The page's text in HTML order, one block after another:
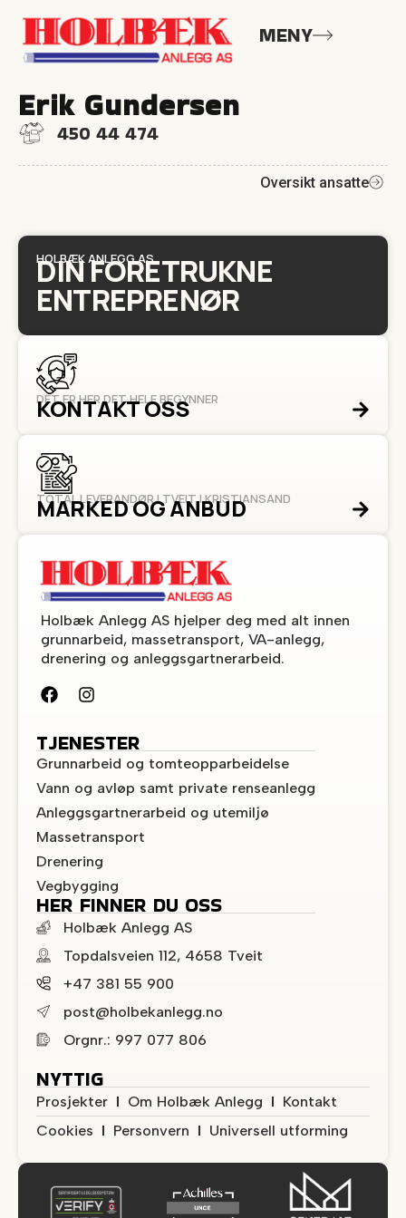
MENY
Erik Gundersen
450 44 474
Oversikt ansatte
HOLBÆK ANLEGG AS
DIN FORETRUKNE
ENTREPRENØR
DET ER HER DET HELE BEGYNNER
KONTAKT OSS
TOTAL LEVERANDØR I TVEIT I KRISTIANSAND
MARKED OG ANBUD
Holbæk Anlegg AS hjelper deg med alt innen
grunnarbeid, massetransport, VA-anlegg,
drenering og anleggsgartnerarbeid.
TJENESTER
Grunnarbeid og tomteopparbeidelse
Vann og avløp samt private renseanlegg
Anleggsgartnerarbeid og utemiljø
Massetransport
Drenering
Vegbygging
HER FINNER DU OSS
Holbæk Anlegg AS
Topdalsveien 112, 4658 Tveit
+47 381 55 900
post@holbekanlegg.no
Orgnr.: 997 077 806
NYTTIG
Prosjekter Om Holbæk Anlegg
Kontakt
Cookies
Personvern Universell utforming